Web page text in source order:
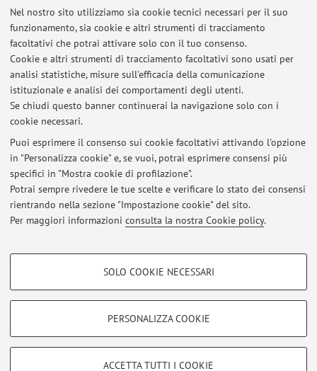
Nel nostro sito utilizziamo sia cookie tecnici necessari per il suo
funzionamento, sia cookie e altri strumenti di tracciamento
facoltativi che potrai attivare solo con il tuo consenso.
Cookie e altri strumenti di tracciamento facoltativi sono usati per
analisi statistiche, misure sull'efficacia della comunicazione
istituzionale e analisi dei comportamenti degli utenti.
Se chiudi questo banner continuerai la navigazione solo con i
cookie necessari.
Puoi esprimere il consenso sui cookie facoltativi attivando l'opzione
in "Personalizza cookie" e, se vuoi, potrai esprimere consensi più
specifici in "Mostra cookie di profilazione".
Potrai sempre rivedere le tue scelte e verificare lo stato dei consensi
rientrando nella sezione "Impostazione cookie" del sito.
Per maggiori informazioni consulta la nostra Cookie policy.
COOKIE DI PROFILAZIONE - FACOLTATIVI
COOKIE TECNICI - NECESSARI
SOLO COOKIE NECESSARI
PERSONALIZZA COOKIE
ACCETTA TUTTI I COOKIE
Attività
Anno Accademico
Non sono presenti attività didattiche per l'A.A. 2026-2027
Ultimi avvisi
Al momento non sono presenti avvisi.
Area riservata
Accedi tramiteloginper gestire tutti i contenuti del sito.
Zamboni, 33 - 40126 Bologna - Partita IVA: 01131710376